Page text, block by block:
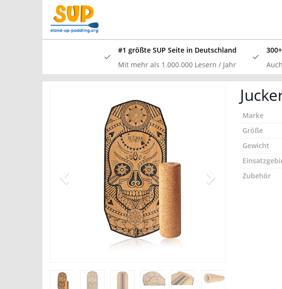
#1 größte SUP Seite in Deutschland
Mit mehr als 1.000.000 Lesern / Jahr
Marke
Größe
Gewicht
Zubehör
SSV:
In unserem SUP Board
und waren überzeugt!